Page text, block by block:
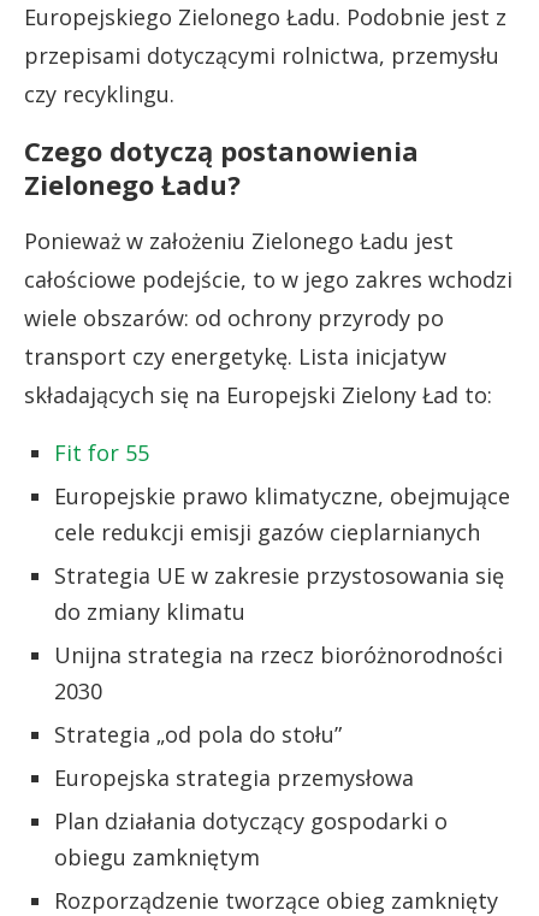
Europejskiego Zielonego Ładu. Podobnie jest z
przepisami dotyczącymi rolnictwa, przemysłu
czy recyklingu.
Czego dotyczą postanowienia
Zielonego Ładu?
Ponieważ w założeniu Zielonego Ładu jest
całościowe podejście, to w jego zakres wchodzi
wiele obszarów: od ochrony przyrody po
transport czy energetykę. Lista inicjatyw
składających się na Europejski Zielony Ład to:
Fit for 55
Europejskie prawo klimatyczne, obejmujące
cele redukcji emisji gazów cieplarnianych
Strategia UE w zakresie przystosowania się
do zmiany klimatu
Unijna strategia na rzecz bioróżnorodności
2030
Strategia „od pola do stołu”
Europejska strategia przemysłowa
Plan działania dotyczący gospodarki o
obiegu zamkniętym
Rozporządzenie tworzące obieg zamknięty